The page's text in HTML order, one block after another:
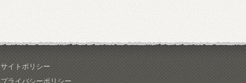
サイトポリシー
プライバシーポリシー